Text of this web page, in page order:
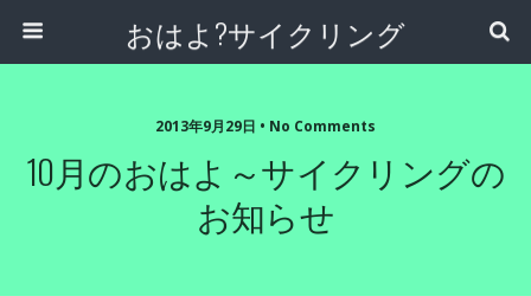
おはよ?サイクリング
2013年9月29日 • No Comments
10月のおはよ～サイクリングの
お知らせ